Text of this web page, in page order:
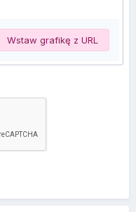
Wstaw grafikę z URL